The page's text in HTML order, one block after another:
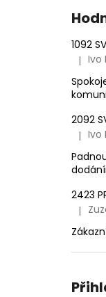
1092
| Ivo
2092
| Ivo
|